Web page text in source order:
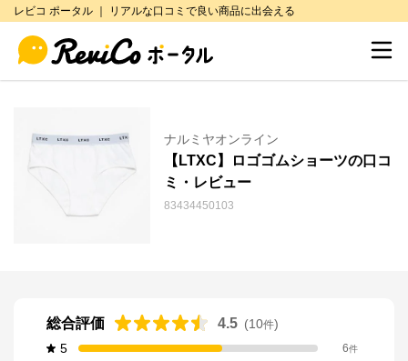
レビコ ポータル ｜ リアルな口コミで良い商品に出会える
ナルミヤオンライン
【LTXC】ロゴゴムショーツの口コ
ミ・レビュー
83434450103
総合評価 4.5 (10件)
5
6件